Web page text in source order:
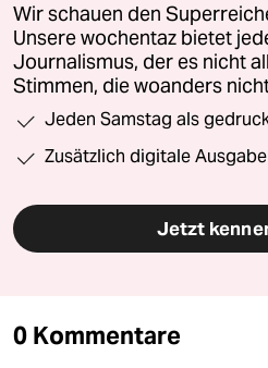
Wir schauen den
Unsere wochentaz bietet
Journalismus, der es nicht
Stimmen, die woanders
Jeden Samstag als
Zusätzlich digitale
Jetzt
0 Kommentare